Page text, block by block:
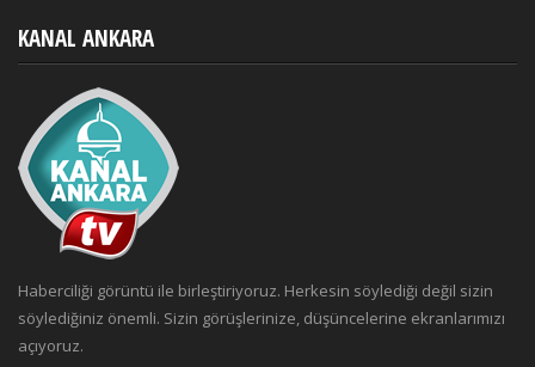
KANAL ANKARA
Haberciliği görüntü ile birleştiriyoruz. Herkesin söylediği değil sizin
söylediğiniz önemli. Sizin görüşlerinize, düşüncelerine ekranlarımızı
açıyoruz.